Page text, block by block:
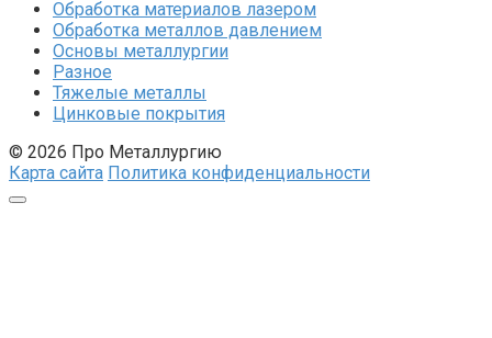
Обработка материалов лазером
Обработка металлов давлением
Основы металлургии
Разное
Тяжелые металлы
Цинковые покрытия
© 2026 Про Металлургию
Карта сайта Политика конфиденциальности